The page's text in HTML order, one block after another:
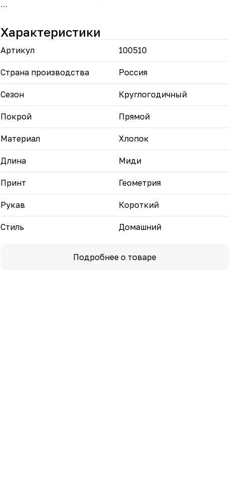
Почувствуйте комфорт и уют в тунике, созданной
специально женщин, которые ценят качество и стиль!
Характеристики
Артикул 100510
Страна производства Россия
Сезон Круглогодичный
Покрой Прямой
Материал Хлопок
Длина Миди
Принт Геометрия
Рукав Короткий
Стиль Домашний
Подробнее о товаре